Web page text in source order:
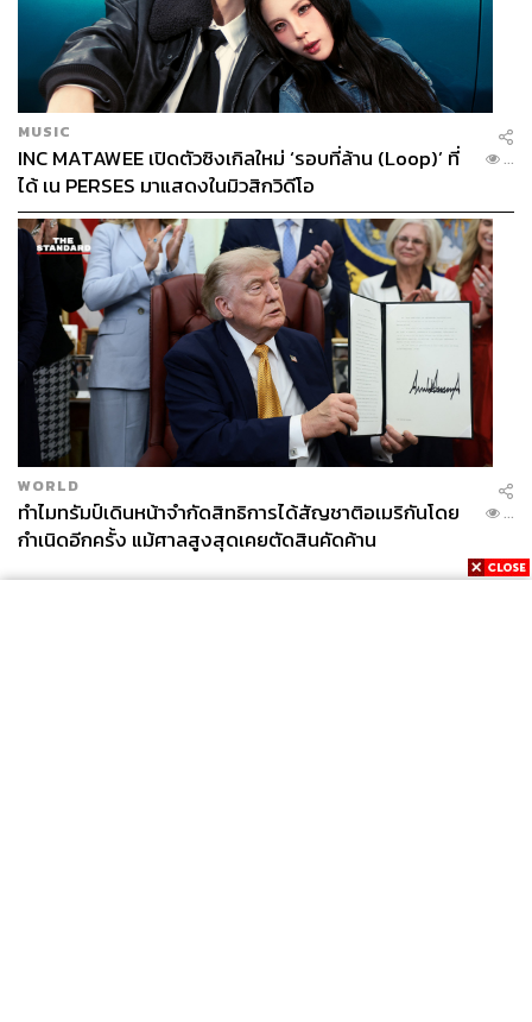
MUSIC
INC MATAWEE เปิดตัวซิงเกิลใหม่ ‘รอบที่ล้าน (Loop)’ ที่
ได้ เน PERSES มาแสดงในมิวสิกวิดีโอ
...
WORLD
ทำไมทรัมป์เดินหน้าจำกัดสิทธิการได้สัญชาติอเมริกันโดย
กำเนิดอีกครั้ง แม้ศาลสูงสุดเคยตัดสินคัดค้าน
...